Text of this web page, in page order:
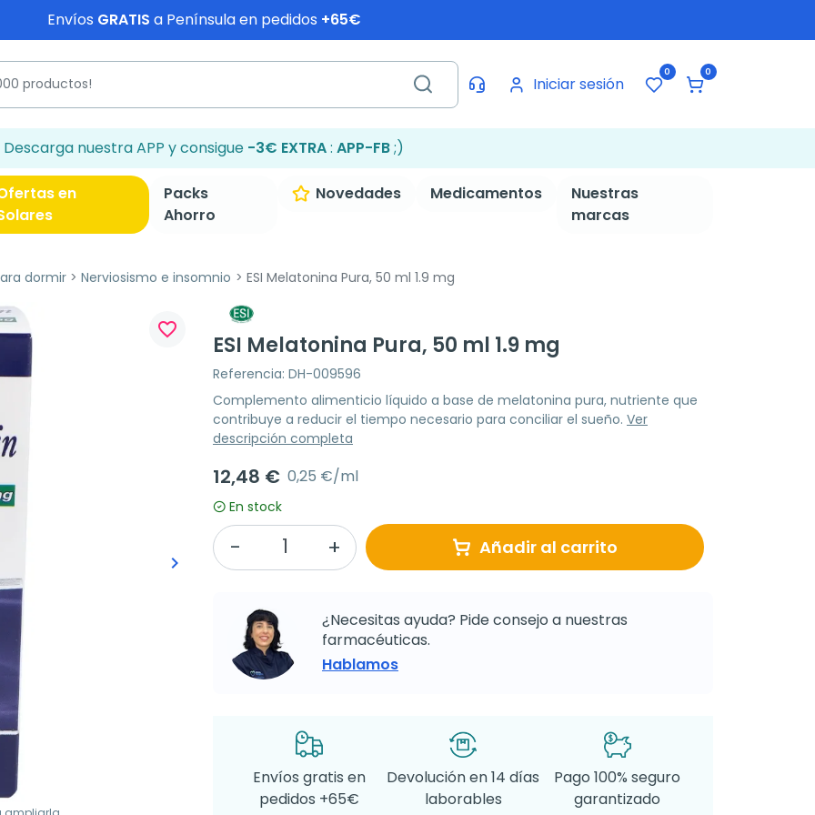
Envíos GRATIS a Península en pedidos +65€
Iniciar sesión
0 0
Descarga nuestra APP y consigue -3€ EXTRA: APP-FB;)
en
Packs
Ahorro
Novedades Medicamentos
Nuestras
marcas
dormir Nerviosismo e insomnio ESI Melatonina Pura, 50 ml 1.9 mg
Siguiente
keyboard_arrow_right
favorite_border
ESI Melatonina Pura, 50 ml 1.9 mg
Referencia: DH-009596
Complemento alimenticio líquido a base de melatonina pura, nutriente que
contribuye a reducir el tiempo necesario para conciliar el sueño. Ver
descripción completa
12,48 € 0,25 €/ml
En stock
Añadir al carrito
¿Necesitas ayuda? Pide consejo a nuestras
farmacéuticas.
Hablamos
Envíos gratis en
pedidos +65€
Devolución en 14 días
laborables
Pago 100% seguro
garantizado